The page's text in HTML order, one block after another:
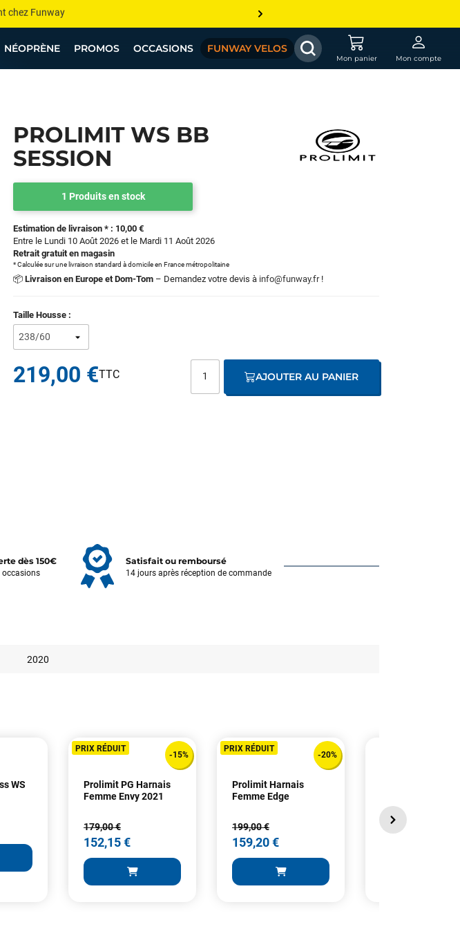
chez Funway
wingfoil, etc...
ailleurs ? On s’aligne !
NÉOPRÈNE PROMOS OCCASIONS FUNWAY VELOS
Mon panier Mon compte
PROLIMIT WS BB
SESSION
1 Produits en stock
Estimation de livraison * : 10,00 €
Entre le Lundi 10 Août 2026 et le Mardi 11 Août 2026
Retrait gratuit en magasin
* Calculée sur une livraison standard à domicile en France métropolitaine
📦 Livraison en Europe et Dom-Tom – Demandez votre devis à info@funway.fr!
Taille Housse :
219,00 € AJOUTER AU PANIER
dès 150€
occasions
Satisfait ou remboursé
14 jours après réception de commande
2020
WS
PRIX RÉDUIT
-15%
Prolimit PG Harnais
Femme Envy 2021
179,00 €
152,15 €
PRIX RÉDUIT
-20%
Prolimit Harnais
Femme Edge
199,00 €
159,20 €
99,99 €
est notre priorité !
quelques uns de vos
À peine la commande
avec moi les
conseiller sur le matériel à choisir,
Niveau réactivité, c’est au top :
j’ai bien reçu tout le matériel